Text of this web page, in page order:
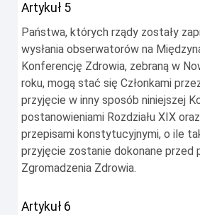
Artykuł 5
Państwa, których rządy zostały
wysłania obserwatorów na
Konferencję Zdrowia, zebraną w
roku, mogą stać się Członkami
przyjęcie w inny sposób niniejszej
postanowieniami Rozdziału XIX
przepisami konstytucyjnymi, o ile
przyjęcie zostanie dokonane przed
Zgromadzenia Zdrowia.
Artykuł 6